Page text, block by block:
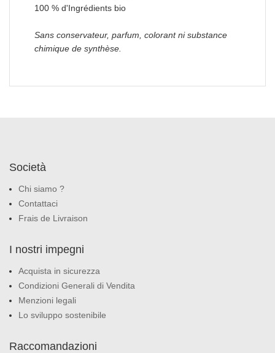
100 % d'Ingrédients bio
Sans conservateur, parfum, colorant ni substance
chimique de synthèse.
Società
Chi siamo ?
Contattaci
Frais de Livraison
I nostri impegni
Acquista in sicurezza
Condizioni Generali di Vendita
Menzioni legali
Lo sviluppo sostenibile
Raccomandazioni